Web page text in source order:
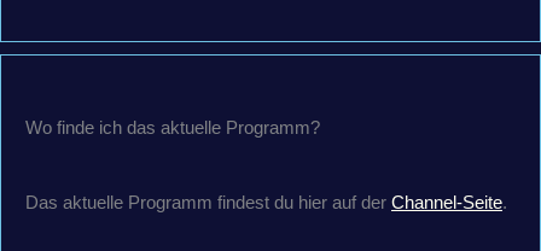
Wo finde ich das aktuelle Programm?
Das aktuelle Programm findest du hier auf der Channel-Seite.